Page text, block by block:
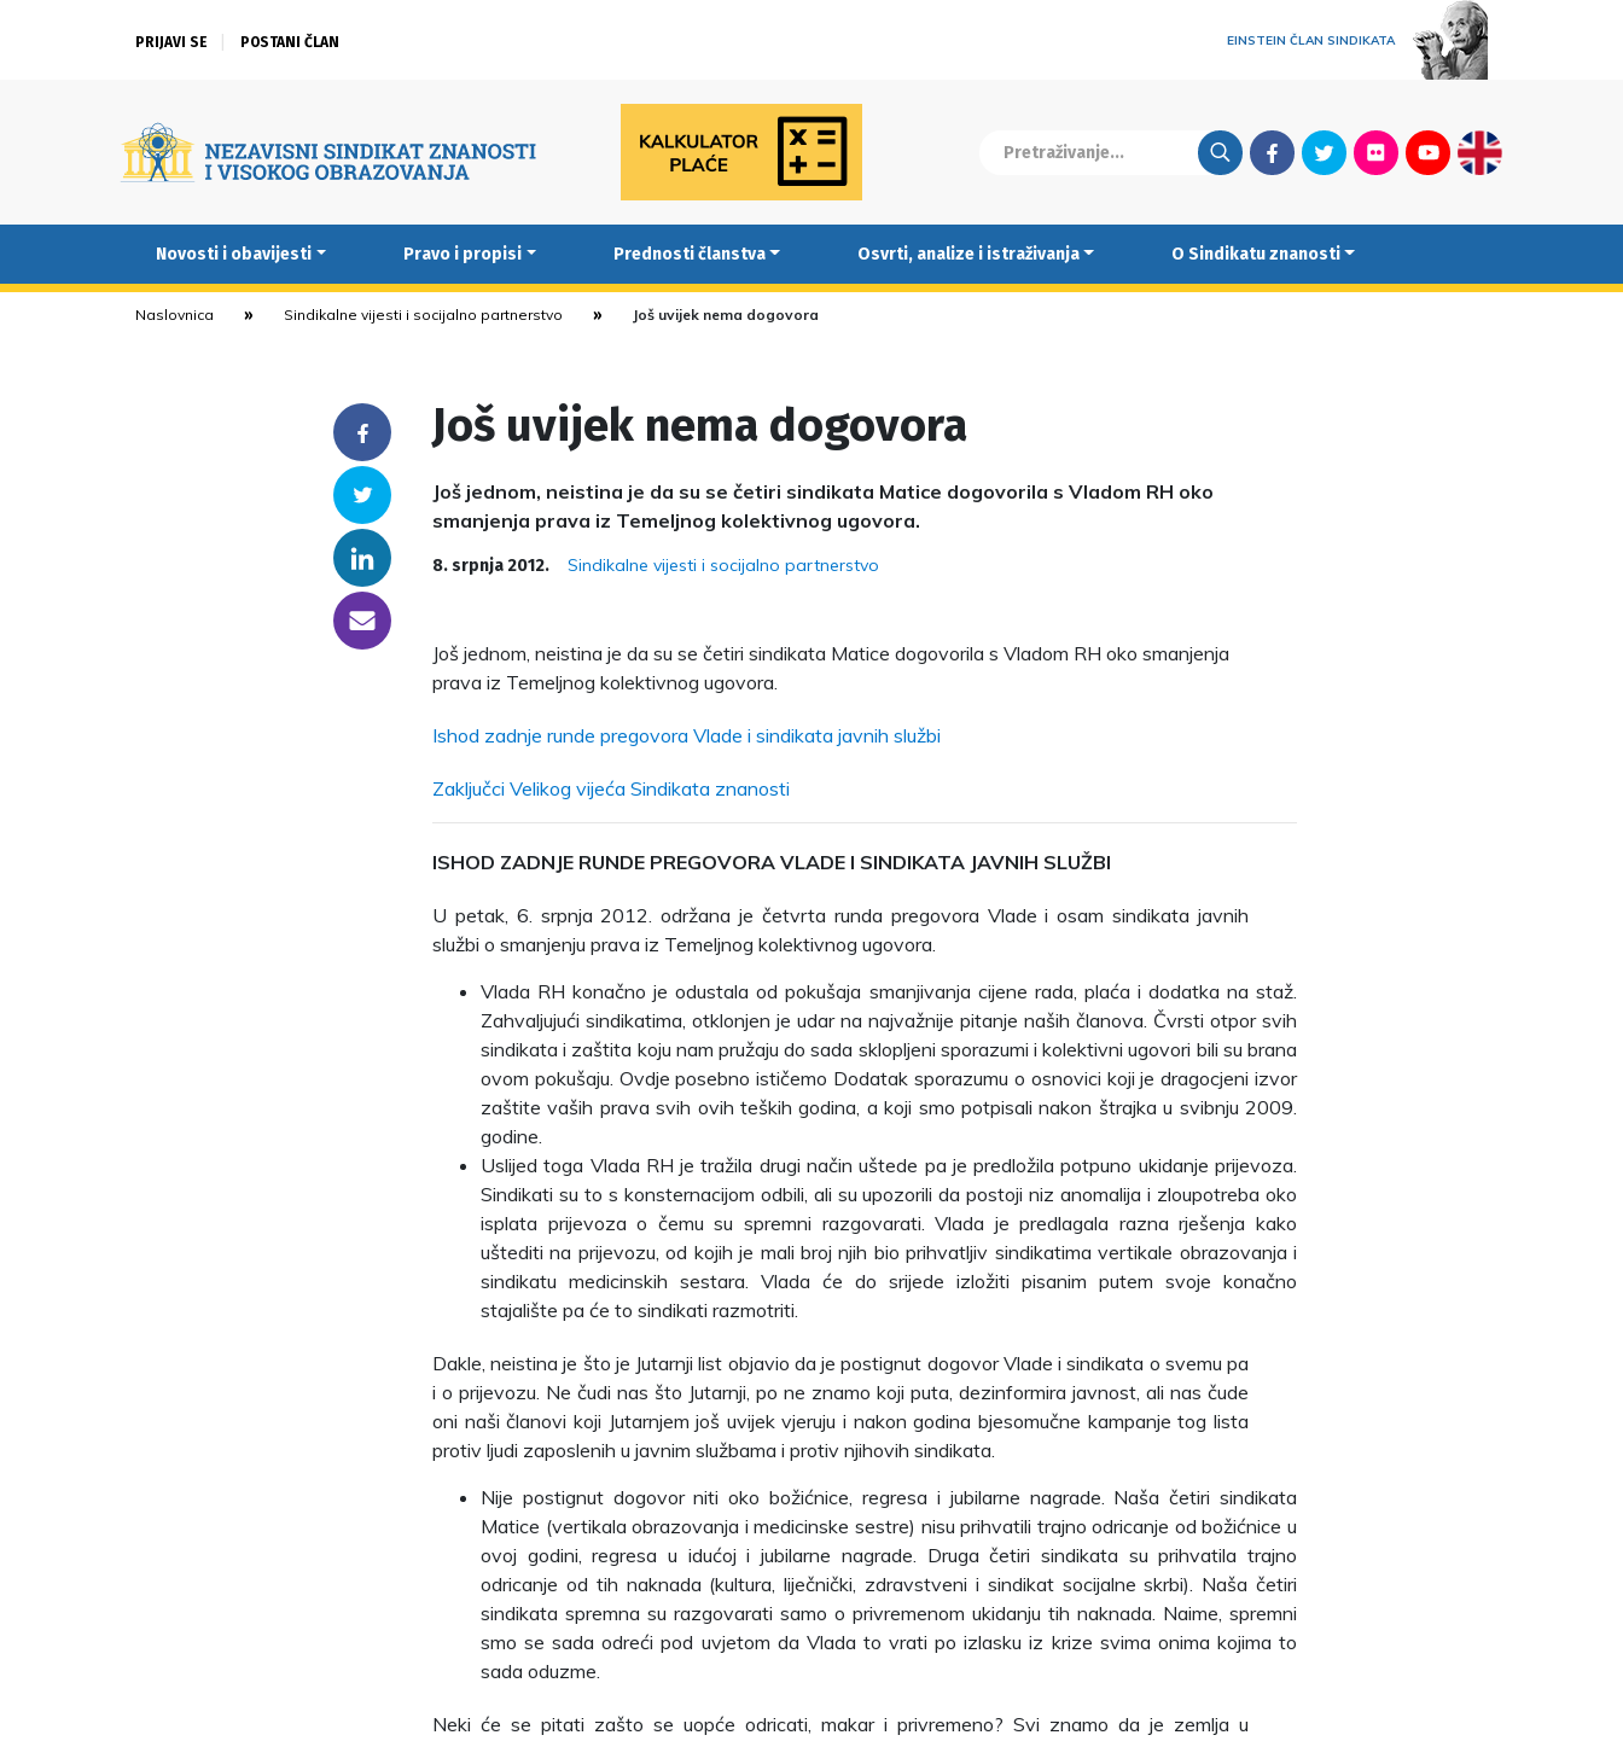
PRIJAVI SE POSTANI ČLAN EINSTEIN ČLAN SINDIKATA
FacebookTwitterFlickrYoutubeEnglish
Novosti i obavijesti Pravo i propisi Prednosti članstva Osvrti, analize i istraživanja O Sindikatu znanosti
Naslovnica Sindikalne vijesti i socijalno partnerstvo Još uvijek nema dogovora
Facebook
Twitter
Linkedin
someone@yoursite.com
Još uvijek nema dogovora
Još jednom, neistina je da su se četiri sindikata Matice dogovorila s Vladom RH oko
smanjenja prava iz Temeljnog kolektivnog ugovora.
8. srpnja 2012. Sindikalne vijesti i socijalno partnerstvo
Još jednom, neistina je da su se četiri sindikata Matice dogovorila s Vladom RH oko smanjenja
prava iz Temeljnog kolektivnog ugovora.
Ishod zadnje runde pregovora Vlade i sindikata javnih službi
Zaključci Velikog vijeća Sindikata znanosti
ISHOD ZADNJE RUNDE PREGOVORA VLADE I SINDIKATA JAVNIH SLUŽBI
U petak, 6. srpnja 2012. održana je četvrta runda pregovora Vlade i osam sindikata javnih
službi o smanjenju prava iz Temeljnog kolektivnog ugovora.
Vlada RH konačno je odustala od pokušaja smanjivanja cijene rada, plaća i dodatka na staž.
Zahvaljujući sindikatima, otklonjen je udar na najvažnije pitanje naših članova. Čvrsti otpor svih
sindikata i zaštita koju nam pružaju do sada sklopljeni sporazumi i kolektivni ugovori bili su brana
ovom pokušaju. Ovdje posebno ističemo Dodatak sporazumu o osnovici koji je dragocjeni izvor
zaštite vaših prava svih ovih teških godina, a koji smo potpisali nakon štrajka u svibnju 2009.
godine.
Uslijed toga Vlada RH je tražila drugi način uštede pa je predložila potpuno ukidanje prijevoza.
Sindikati su to s konsternacijom odbili, ali su upozorili da postoji niz anomalija i zloupotreba oko
isplata prijevoza o čemu su spremni razgovarati. Vlada je predlagala razna rješenja kako
uštediti na prijevozu, od kojih je mali broj njih bio prihvatljiv sindikatima vertikale obrazovanja i
sindikatu medicinskih sestara. Vlada će do srijede izložiti pisanim putem svoje konačno
stajalište pa će to sindikati razmotriti.
Dakle, neistina je što je Jutarnji list objavio da je postignut dogovor Vlade i sindikata o svemu pa
i o prijevozu. Ne čudi nas što Jutarnji, po ne znamo koji puta, dezinformira javnost, ali nas čude
oni naši članovi koji Jutarnjem još uvijek vjeruju i nakon godina bjesomučne kampanje tog lista
protiv ljudi zaposlenih u javnim službama i protiv njihovih sindikata.
Nije postignut dogovor niti oko božićnice, regresa i jubilarne nagrade. Naša četiri sindikata
Matice (vertikala obrazovanja i medicinske sestre) nisu prihvatili trajno odricanje od božićnice u
ovoj godini, regresa u idućoj i jubilarne nagrade. Druga četiri sindikata su prihvatila trajno
odricanje od tih naknada (kultura, liječnički, zdravstveni i sindikat socijalne skrbi). Naša četiri
sindikata spremna su razgovarati samo o privremenom ukidanju tih naknada. Naime, spremni
smo se sada odreći pod uvjetom da Vlada to vrati po izlasku iz krize svima onima kojima to
sada oduzme.
Neki će se pitati zašto se uopće odricati, makar i privremeno? Svi znamo da je zemlja u